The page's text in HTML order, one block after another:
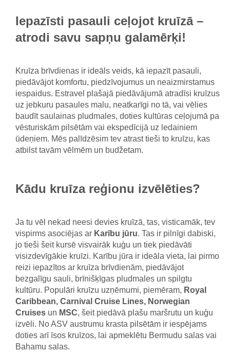
Iepazīsti pasauli ceļojot kruīzā –
atrodi savu sapņu galamērķi!
Kruīza brīvdienas ir ideāls veids, kā iepazīt pasauli,
piedāvājot komfortu, piedzīvojumus un neaizmirstamus
iespaidus. Estravel plašajā piedāvājumā atradīsi kruīzus
uz jebkuru pasaules malu, neatkarīgi no tā, vai vēlies
baudīt saulainas pludmales, doties kultūras ceļojumā pa
vēsturiskām pilsētām vai ekspedīcijā uz ledainiem
ūdeņiem. Mēs palīdzēsim tev atrast tieši to kruīzu, kas
atbilst tavām vēlmēm un budžetam.
Kādu kruīza reģionu izvēlēties?
Ja tu vēl nekad neesi devies kruīzā, tas, visticamāk, tev
vispirms asociējas ar Karību jūru. Tas ir pilnīgi dabiski,
jo tieši šeit kursē visvairāk kuģu un tiek piedāvāti
visizdevīgākie kruīzi. Karību jūra ir ideāla vieta, lai pirmo
reizi iepazītos ar kruīza brīvdienām, piedāvājot
bezgalīgu sauli, brīnišķīgas pludmales un spilgtu
kultūru. Populāri kruīzu uzņēmumi, piemēram, Royal
Caribbean, Carnival Cruise Lines, Norwegian
Cruises un MSC, šeit piedāvā plašu maršrutu un kuģu
izvēli. No ASV austrumu krasta pilsētām ir iespējams
doties arī īsos kruīzos, lai apmeklētu Bermudu salas vai
Bahamu salas.